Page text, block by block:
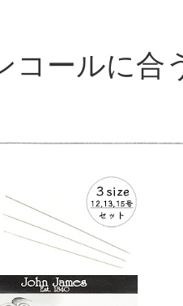
コールに合